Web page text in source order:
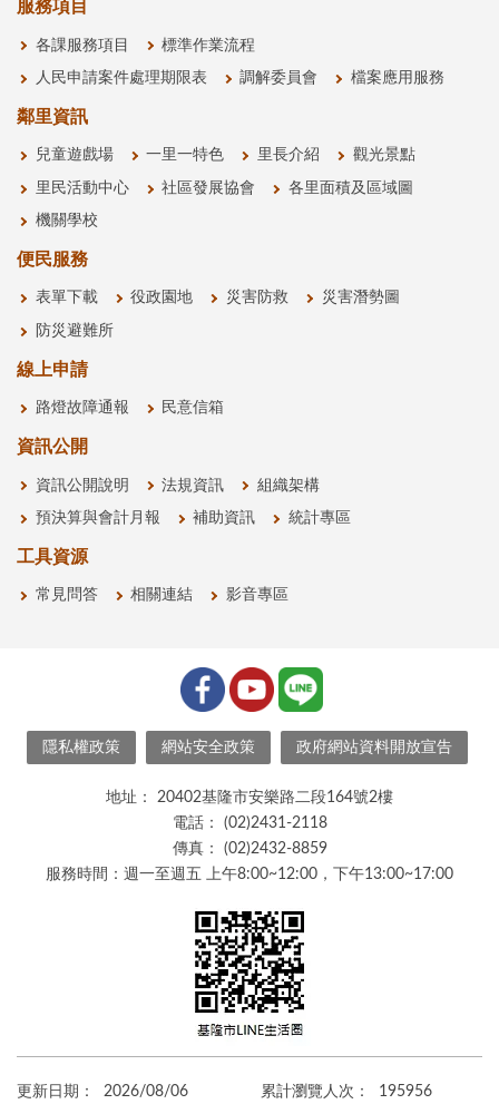
服務項目
各課服務項目 標準作業流程
人民申請案件處理期限表 調解委員會 檔案應用服務
鄰里資訊
兒童遊戲場 一里一特色 里長介紹 觀光景點
里民活動中心 社區發展協會 各里面積及區域圖
機關學校
便民服務
表單下載 役政園地 災害防救 災害潛勢圖
防災避難所
線上申請
路燈故障通報 民意信箱
資訊公開
資訊公開說明 法規資訊 組織架構
預決算與會計月報 補助資訊 統計專區
工具資源
常見問答 相關連結 影音專區
隱私權政策 網站安全政策 政府網站資料開放宣告
地址：
20402基隆市安樂路二段164號2樓
電話：
(02)2431-2118
傳真：
(02)2432-8859
服務時間：週一至週五 上午8:00~12:00，下午13:00~17:00
更新日期： 2026/08/06 累計瀏覽人次： 195956